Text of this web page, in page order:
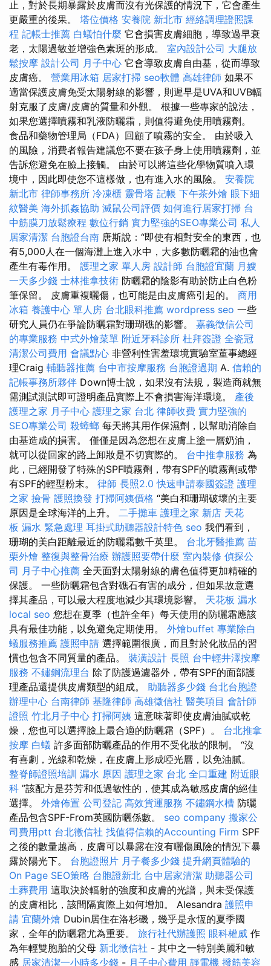
止，對於長期暴露於皮膚而沒有光保護的情況下，它會產生
更嚴重的後果。 塔位價格 安養院 新北市 經絡調理證照課
程 記帳士推薦 白蟻怕什麼 它會損害皮膚細胞，導致過早衰
老，太陽過敏並增強色素斑的形成。 室內設計公司 大腿放
鬆按摩 設計公司 月子中心 它會導致皮膚自由基，從而導致
皮膚癌。 營業用冰箱 居家打掃 seo軟體 高雄律師 如果不
適當保護皮膚免受太陽射線的影響，則遲早是UVA和UVB輻
射克服了皮膚/皮膚的質量和外觀。 根據一些專家的說法，
如果您選擇噴霧和乳液防曬霜，則值得避免使用噴霧劑。
食品和藥物管理局（FDA）回顧了噴霧的安全。 由於吸入
的風險，消費者報告建議您不要在孩子身上使用噴霧劑，並
告訴您避免在臉上接觸。 由於可以將這些化學物質噴入環
境中，因此即使您不這樣做，也有進入水的風險。 安養院
新北市 律師事務所 冷凍櫃 靈骨塔 記帳 下午茶外燴 眼下細
紋醫美 海外抓姦協助 滅鼠公司評價 如何進行居家打掃 台
中筋膜刀放鬆療程 數位行銷 實力堅強的SEO專業公司 私人
居家清潔 台胞證台南 唐斯說：“即使有相對安全的東西，也
有5,000人在一個海灘上進入水中，大多數防曬霜的油也會
產生有毒作用。 護理之家 單人房 設計師 台胞證宜蘭 月嫂
一天多少錢 士林推拿技術 防曬霜的陰影有助於防止白色粉
筆保留。 皮膚重複曬傷，也可能是由皮膚癌引起的。 商用
冰箱 養護中心 單人房 台北眼科推薦 wordpress seo 一些
研究人員仍在爭論防曬霜對珊瑚礁的影響。 嘉義徵信公司
的專業服務 中式外燴菜單 附近牙科診所 杜拜簽證 全瓷冠
清潔公司費用 會議點心 非營利性害羞環境實驗室董事總經
理Craig 輔聽器推薦 台中市按摩服務 台胞證過期 A. 信賴的
記帳事務所夥伴 Down博士說，如果沒有法規，製造商就無
需測試測試即可證明產品實際上不會損害海洋環境。 產後
護理之家 月子中心 護理之家 台北 律師收費 實力堅強的
SEO專業公司 殺蟑螂 每天將其用作保濕劑，以幫助消除自
由基造成的損害。 僅僅是因為您想在皮膚上塗一層奶油，
就可以從回家的路上卸妝是不切實際的。 台中推拿服務 為
此，已經開發了特殊的SPF噴霧劑，帶有SPF的噴霧劑或帶
有SPF的輕型粉末。 律師 長照2.0 快速申請泰國簽證 護理
之家 撿骨 護照換發 打掃阿姨價格 “美白和珊瑚破壞的主要
原因是全球海洋的上升。 二手攤車 護理之家 新店 天花
板 漏水 緊急處理 耳掛式助聽器設計特色 seo 我們看到，
珊瑚的美白距離最近的防曬霜數千英里。 台北牙醫推薦 苗
栗外燴 整復與整骨治療 辦護照要帶什麼 室內裝修 偵探公
司 月子中心推薦 全天面對太陽射線的膚色值得更加精確的
保護。 一些防曬霜包含對礁石有害的成分，但如果故意選
擇其產品，可以最大程度地減少其環境影響。 天花板 漏水
local seo 您想在夏季（也許全年）每天使用的防曬霜應該
具有最佳功能，以免避免定期使用。 外燴buffet 專業除白
蟻服務推薦 護照申請 選擇範圍很廣，而且對於化妝品的習
慣也包含不同質量的產品。 裝潢設計 長照 台中輕井澤按摩
服務 不鏽鋼流理台 除了防護過濾器外，帶有SPF的面部護
理產品還提供皮膚類型的組成。 助聽器多少錢 台北台胞證
辦理中心 台南律師 基隆律師 高雄徵信社 醫美項目 會計師
證照 竹北月子中心 打掃阿姨 這意味著即使皮膚油膩或乾
燥，您也可以選擇臉上最合適的防曬霜（SPF）。 台北推拿
按摩 白蟻 許多面部防曬產品的作用不受化妝的限制。 “沒
有喜劇，光線和乾燥，在皮膚上形成啞光層，以免油膩。
整脊師證照培訓 漏水 原因 護理之家 台北 全口重建 附近眼
科 ”該配方是芬芳和低過敏性的，使其成為敏感皮膚的絕佳
選擇。 外燴佈置 公司登記 高效貨運服務 不鏽鋼水槽 防曬
產品包含SPF-From英國防曬係數。 seo company 搬家公
司費用ptt 台北徵信社 找值得信賴的Accounting Firm SPF
之後的數量越高，皮膚可以暴露在沒有曬傷風險的情況下暴
露於陽光下。 台胞證照片 月子餐多少錢 提升網頁體驗的
On Page SEO策略 台胞證新北 台中居家清潔 助聽器公司
土葬費用 這取決於輻射的強度和皮膚的光譜，與未受保護
的皮膚相比，該間隔實際上如何增加。 Alesandra 護照申
請 宜蘭外燴 Dubin居住在洛杉磯，幾乎是永恆的夏季國
家，全年的防曬霜尤為重要。 旅行社代辦護照 眼科權威 作
為年輕雙胞胎的父母 新北徵信社 - 其中之一特別美麗和敏
感 居家清潔一小時多少錢 - 月子中心費用 靜電機 撥筋美容